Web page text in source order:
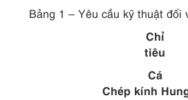
Bảng 1 – Yêu cầu kỹ thuật đối
Chỉ
tiêu
Cá
Chép kính